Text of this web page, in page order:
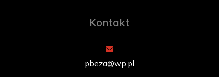
Kontakt
pbeza@wp.pl